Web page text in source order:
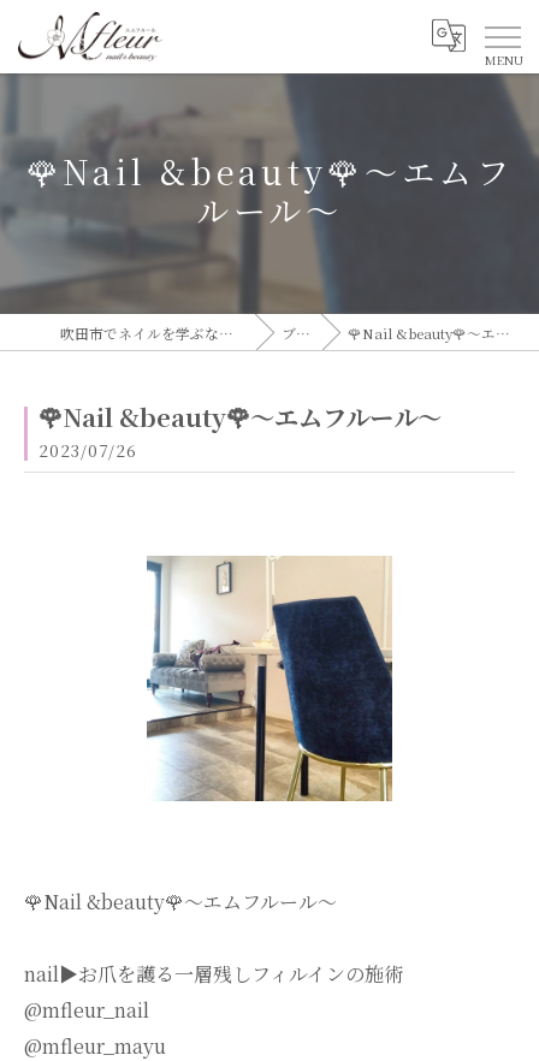
🌹Nail &beauty🌹〜エムフ
ルール〜
吹田市でネイルを学ぶならエムフルール ブログ 🌹Nail &beauty🌹〜エムフルール〜
🌹Nail &beauty🌹〜エムフルール〜
2023/07/26
🌹Nail &beauty🌹〜エムフルール〜
nail▶︎お爪を護る一層残しフィルインの施術
@mfleur_nail
@mfleur_mayu